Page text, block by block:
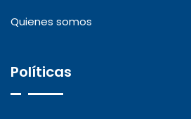
Quienes somos
Políticas